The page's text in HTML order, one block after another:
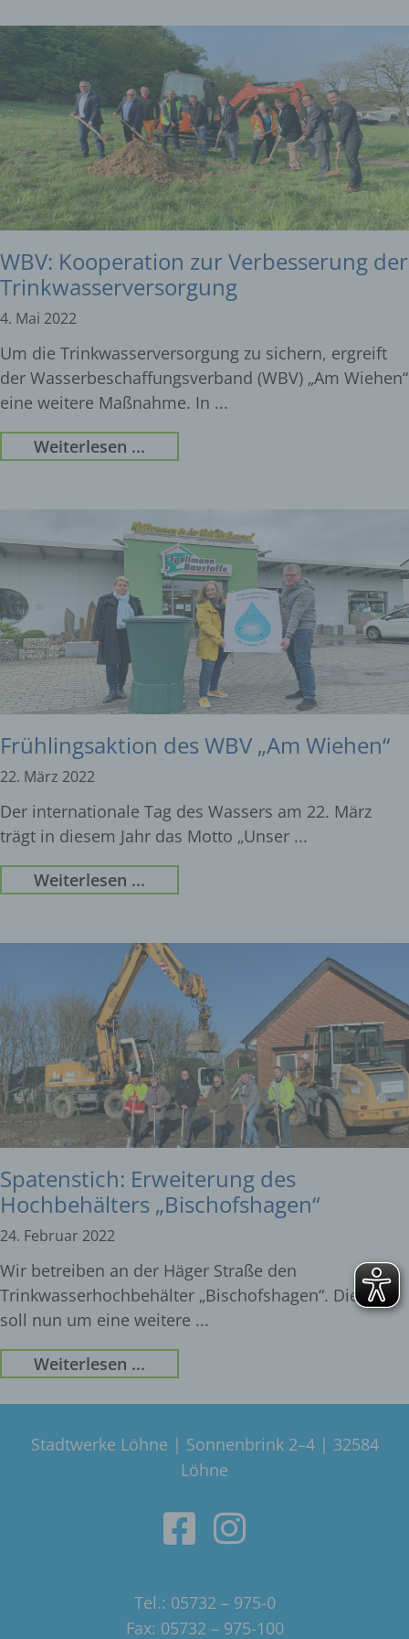
WBV: Kooperation zur Verbesserung der
Trinkwasserversorgung
4. Mai 2022
Um die Trinkwasserversorgung zu sichern, ergreift
der Wasserbeschaffungsverband (WBV) „Am Wiehen“
eine weitere Maßnahme. In
Weiterlesen ...
Frühlingsaktion des WBV „Am Wiehen“
22. März 2022
Der internationale Tag des Wassers am 22. März
trägt in diesem Jahr das Motto „Unser
Weiterlesen ...
Spatenstich: Erweiterung des
Hochbehälters „Bischofshagen“
24. Februar 2022
Wir betreiben an der Häger Straße den
Trinkwasserhochbehälter „Bischofshagen“. Dieser
soll nun um eine weitere
Weiterlesen ...
Stadtwerke Löhne | Sonnenbrink 2–4 | 32584
Löhne
Tel.: 05732 – 975-0
Fax: 05732 – 975-100